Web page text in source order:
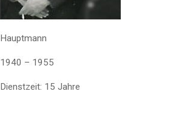
Hauptmann
1940 – 1955
Dienstzeit: 15 Jahre